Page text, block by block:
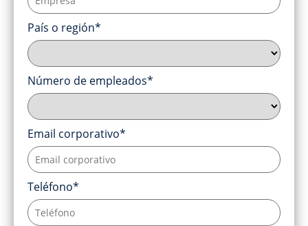
País o región*
Número de empleados*
Email corporativo*
Teléfono*